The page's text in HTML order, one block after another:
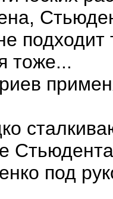
подходит
тоже...
под